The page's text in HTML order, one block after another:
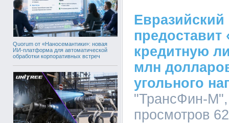
Quorum от «Наносемантики»: новая
ИИ-платформа для автоматической
обработки корпоративных встреч
Евразийский
кредитную
млн
угольного
"ТрансФин-
просмотров